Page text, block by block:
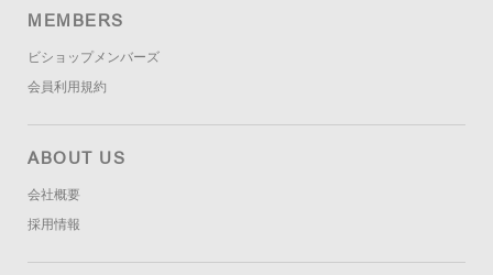
MEMBERS
ビショップメンバーズ
会員利用規約
ABOUT US
会社概要
採用情報